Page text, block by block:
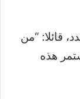
قائلا: “من
هذه